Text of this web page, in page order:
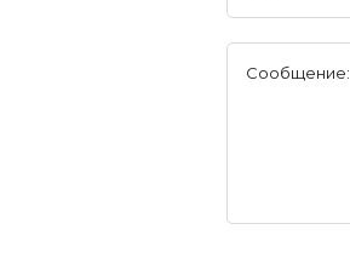
Сообщение: